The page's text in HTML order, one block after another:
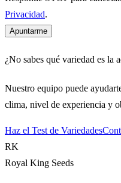
Privacidad.
Apuntarme
¿No sabes qué variedad es la
Nuestro equipo puede
clima, nivel de experiencia y
Haz el Test de Variedades
RK
Royal King Seeds